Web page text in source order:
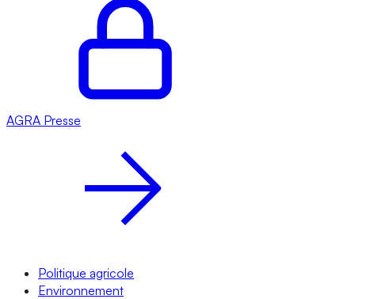
AGRA Presse
Politique agricole
Environnement